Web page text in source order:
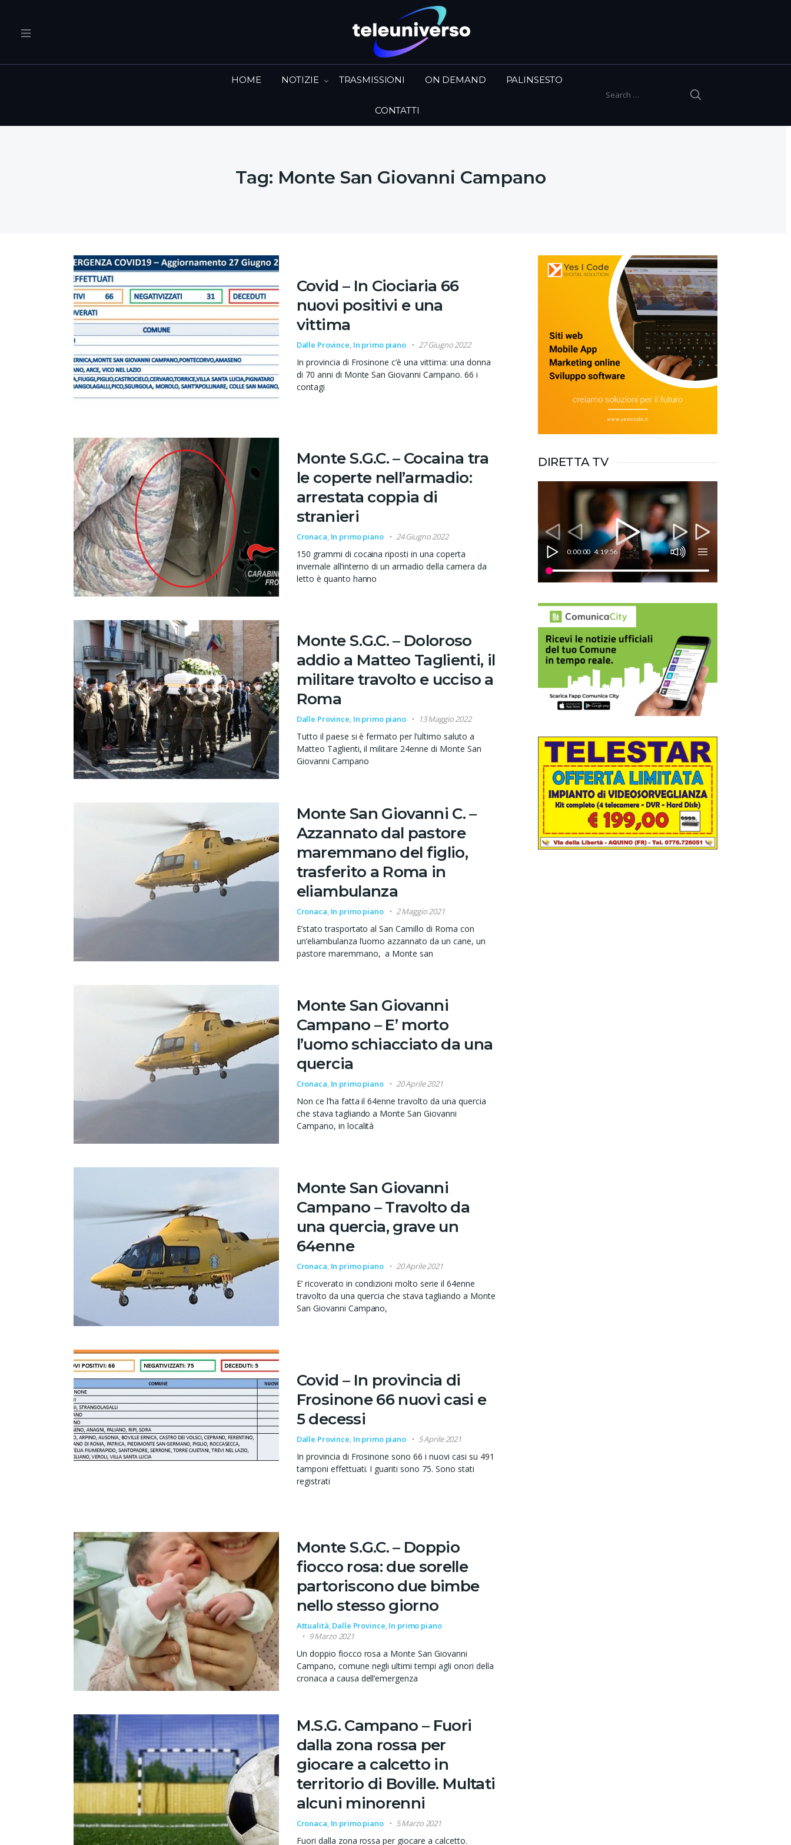
Search for:
HOME NOTIZIE TRASMISSIONI ON DEMAND PALINSESTO
CONTATTI
Tag: Monte San Giovanni Campano
Covid – In Ciociaria 66
nuovi positivi e una
vittima
Dalle Province, In primo piano 27 Giugno 2022
In provincia di Frosinone c’è una vittima: una donna
di 70 anni di Monte San Giovanni Campano. 66 i
contagi
Monte S.G.C. – Cocaina tra
le coperte nell’armadio:
arrestata coppia di
stranieri
Cronaca, In primo piano 24 Giugno 2022
150 grammi di cocaina riposti in una coperta
invernale all’interno di un armadio della camera da
letto è quanto hanno
Monte S.G.C. – Doloroso
addio a Matteo Taglienti, il
militare travolto e ucciso a
Roma
Dalle Province, In primo piano 13 Maggio 2022
Tutto il paese si è fermato per l’ultimo saluto a
Matteo Taglienti, il militare 24enne di Monte San
Giovanni Campano
Monte San Giovanni C. –
Azzannato dal pastore
maremmano del figlio,
trasferito a Roma in
eliambulanza
Cronaca, In primo piano 2 Maggio 2021
E’stato trasportato al San Camillo di Roma con
un’eliambulanza l’uomo azzannato da un cane, un
pastore maremmano, a Monte san
Monte San Giovanni
Campano – E’ morto
l’uomo schiacciato da una
quercia
Cronaca, In primo piano 20 Aprile 2021
Non ce l’ha fatta il 64enne travolto da una quercia
che stava tagliando a Monte San Giovanni
Campano, in località
Monte San Giovanni
Campano – Travolto da
una quercia, grave un
64enne
Cronaca, In primo piano 20 Aprile 2021
E’ ricoverato in condizioni molto serie il 64enne
travolto da una quercia che stava tagliando a Monte
San Giovanni Campano,
Covid – In provincia di
Frosinone 66 nuovi casi e
5 decessi
Dalle Province, In primo piano 5 Aprile 2021
In provincia di Frosinone sono 66 i nuovi casi su 491
tamponi effettuati. I guariti sono 75. Sono stati
registrati
Monte S.G.C. – Doppio
fiocco rosa: due sorelle
partoriscono due bimbe
nello stesso giorno
Attualità,Dalle Province,In primo piano
9 Marzo 2021
Un doppio fiocco rosa a Monte San Giovanni
Campano, comune negli ultimi tempi agli onori della
cronaca a causa dell’emergenza
M.S.G. Campano – Fuori
dalla zona rossa per
giocare a calcetto in
territorio di Boville. Multati
alcuni minorenni
Cronaca, In primo piano 5 Marzo 2021
Fuori dalla zona rossa per giocare a calcetto.
DIRETTA TV
0:00:00 4:19:56